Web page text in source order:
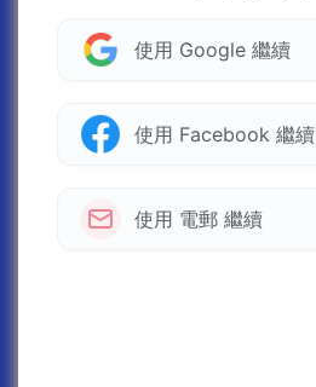
使用 Google 繼續
使用 Facebook 繼續
使用 電郵 繼續